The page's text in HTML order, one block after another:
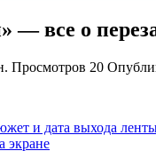
— все о
Просмотров 20
и дата выхода
экране